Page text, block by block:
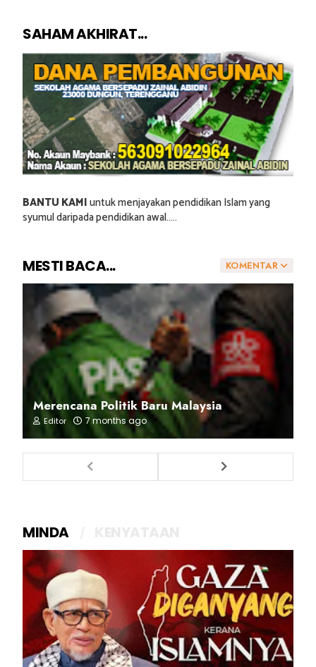
SAHAM AKHIRAT...
BANTU KAMIuntuk menjayakan pendidikan Islam yang
syumul daripada pendidikan awal.....
KOMENTAR
MESTI BACA...
Merencana Politik Baru Malaysia
Editor 7 months ago
MINDA